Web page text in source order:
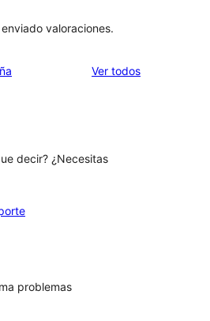
valoraciones.
Ver todoslos
decir? ¿Necesitas
problemas